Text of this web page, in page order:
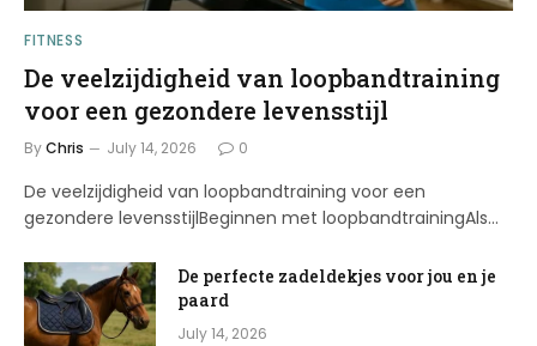
FITNESS
De veelzijdigheid van loopbandtraining
voor een gezondere levensstijl
ByChris July 14, 2026 0
De veelzijdigheid van loopbandtraining voor een
gezondere levensstijlBeginnen met loopbandtrainingAls…
De perfecte zadeldekjes voor jou en je
paard
July 14, 2026